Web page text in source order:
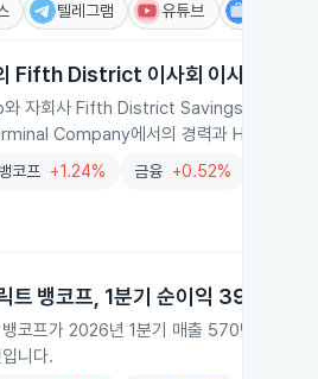
텔레그램 유튜브
Fifth District 이사회 이사 임명
자회사 Fifth District Savings Bank가
Company에서의 경력과 Hibernia
코프 +1.24% 금융 +0.52%
트 뱅코프, 1분기 순이익 396% 급
뱅코프가 2026년 1분기 매출 570만 달러
니다.